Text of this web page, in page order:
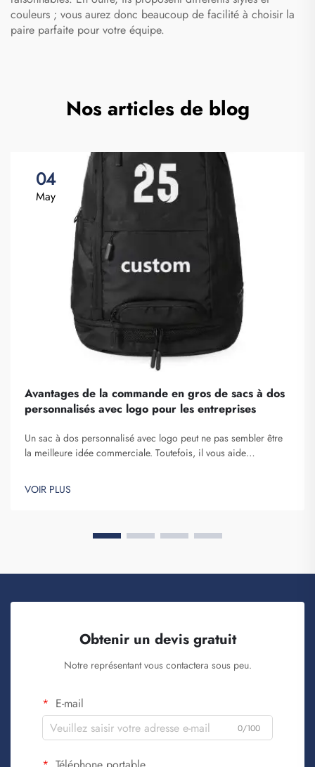
couleurs ; vous aurez donc beaucoup de facilité à choisir la
paire parfaite pour votre équipe.
Nos articles de blog
04
May
Avantages de la commande en gros de sacs à dos
personnalisés avec logo pour les entreprises
Un sac à dos personnalisé avec logo peut ne pas sembler être
la meilleure idée commerciale. Toutefois, il vous aide
une entreprise qui passe des commandes en gros de ces
articles afin de renforcer la notoriété de la marque. Vous savez,
VOIR PLUS
Obtenir un devis gratuit
Notre représentant vous contactera sous peu.
E-mail
0/100